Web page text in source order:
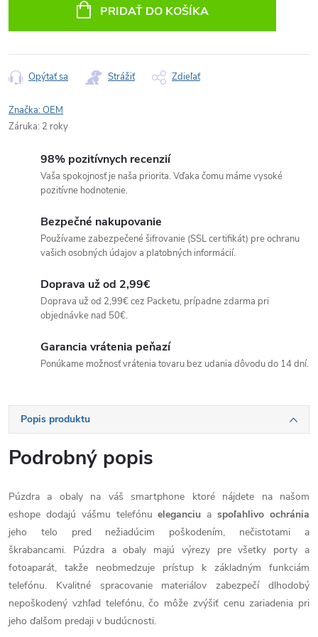
PRIDAŤ DO KOŠÍKA
Opýtať sa Strážiť Zdieľať
Značka:OEM
Záruka: 2 roky
98% pozitívnych recenzií
Vaša spokojnosť je naša priorita. Vďaka čomu máme vysoké
pozitívne hodnotenie.
Bezpečné nakupovanie
Používame zabezpečené šifrovanie (SSL certifikát) pre ochranu
vašich osobných údajov a platobných informácií.
Doprava už od 2,99€
Doprava už od 2,99€ cez Packetu, prípadne zdarma pri
objednávke nad 50€.
Garancia vrátenia peňazí
Ponúkame možnosť vrátenia tovaru bez udania dôvodu do 14 dní.
Popis produktu
Podrobný popis
Púzdra a obaly na váš smartphone ktoré nájdete na našom
eshope dodajú vášmu telefónueleganciu aspoľahlivo ochránia
jeho telo pred nežiadúcim poškodením, nečistotami a
škrabancami. Púzdra a obaly majú výrezy pre všetky porty a
fotoaparát, takže neobmedzuje prístup k základným funkciám
telefónu. Kvalitné spracovanie materiálov zabezpečí dlhodobý
nepoškodený vzhľad telefónu, čo môže zvýšiť cenu zariadenia pri
jeho ďalšom predaji v budúcnosti.